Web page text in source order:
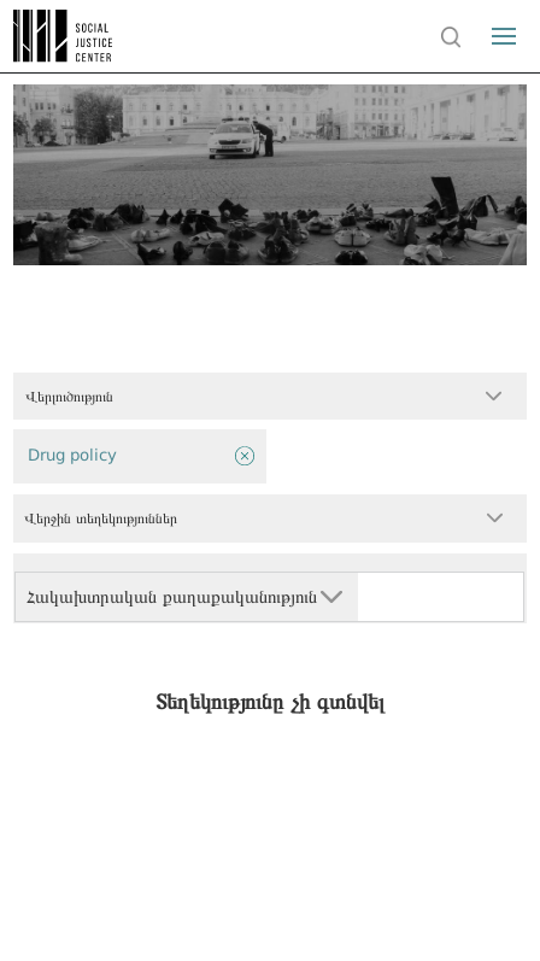
Վերլուծություն
Հակախտրական քաղաքականություն
Drug policy
Վերջին տեղեկություններ
Տեղեկությունը չի գտնվել